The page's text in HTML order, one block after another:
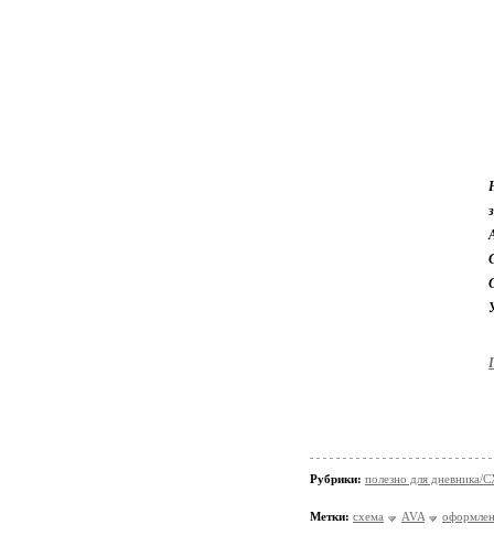
Рубрики: полезно для
Метки: схема AVA